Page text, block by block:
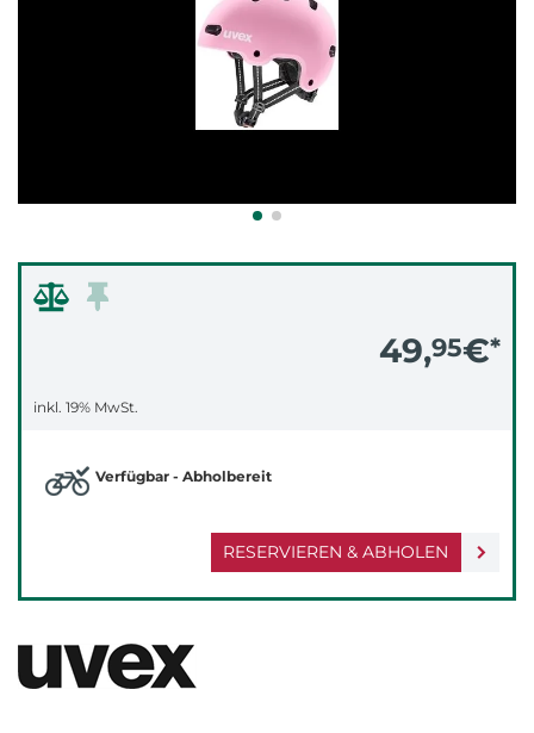
49,95€*
inkl. 19% MwSt.
RESERVIEREN & ABHOLEN
Verfügbar - Abholbereit